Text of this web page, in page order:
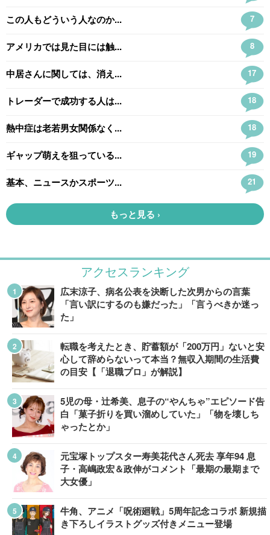
アクセスランキング
広末涼子、病名公表を決断した次男からの言葉
「言い訳にするのも嫌だった」「言うべきか迷っ
た」
転職を考えたとき、貯蓄額が「200万円」ないと安
心して辞めらないって本当？無収入期間の生活費
の目安【「退職プロ」が解説】
5児の母・辻希美、息子の“やんちゃ”エピソード告
白「菓子折りを買い溜めしていた」「物を壊しち
ゃったとか」
元宝塚トップスター寿美花代さん死去 享年94 息
子・高嶋政宏＆政伸がコメント「最期の最期まで
大女優」
牛角、アニメ「呪術廻戦」5周年記念コラボ 新規描
き下ろしイラストグッズ付きメニュー登場